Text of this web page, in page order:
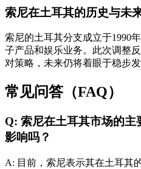
索尼在土耳其的历史与未
索尼的土耳其分支成立于1990
子产品和娱乐业务。此次调整
对策略，未来仍将着眼于稳步
常见问答（FAQ）
Q: 索尼在土耳其市场的
影响吗？
A: 目前，索尼表示其在土耳其